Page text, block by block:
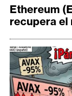
Ethereum
recupera el